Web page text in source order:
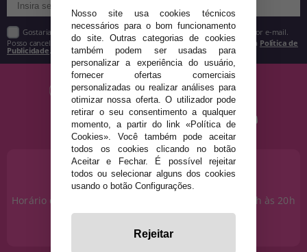
Gostaria de receber descontos exclusivos, novidades e tendências por e-mail.
Posso cancelar a inscrição a qualquer momento, conforme estipulado na Política de
Publicidade
PRECISA DE AJUDA?
915 793 695
Horário de segunda a sexta das 10h às 14h e das 17h às 20h
info@disfracestuyyo.pt
Nosso site usa cookies técnicos
necessários para o bom funcionamento
do site. Outras categorias de cookies
também podem ser usadas para
personalizar a experiência do usuário,
fornecer ofertas comerciais
personalizadas ou realizar análises para
otimizar nossa oferta. O utilizador pode
retirar o seu consentimento a qualquer
momento, a partir do link «Política de
Cookies». Você também pode aceitar
todos os cookies clicando no botão
Aceitar e Fechar. É possível rejeitar
todos ou selecionar alguns dos cookies
usando o botão Configurações.
Rejeitar